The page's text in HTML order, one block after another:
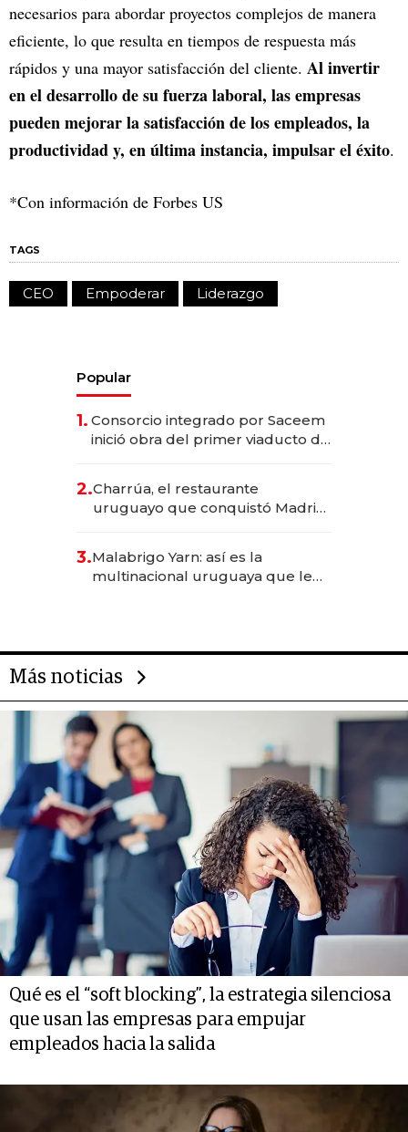
necesarios para abordar proyectos complejos de manera
eficiente, lo que resulta en tiempos de respuesta más
rápidos y una mayor satisfacción del cliente. Al invertir
en el desarrollo de su fuerza laboral, las empresas
pueden mejorar la satisfacción de los empleados, la
productividad y, en última instancia, impulsar el éxito.
*Con información de Forbes US
TAGS
CEO Empoderar Liderazgo
Popular
1. Consorcio integrado por Saceem
inició obra del primer viaducto de
millones
2.Charrúa, el restaurante
uruguayo que conquistó Madrid:
anticipación y prepara apertura
3.Malabrigo Yarn: así es la
multinacional uruguaya que le
Más noticias
Qué es el “soft blocking”, la estrategia silenciosa
que usan las empresas para empujar
empleados hacia la salida